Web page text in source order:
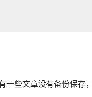
些文章没有备份保存